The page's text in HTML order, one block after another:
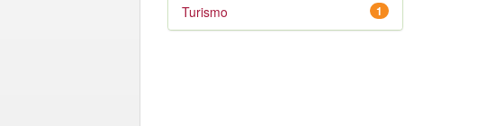
1
Turismo